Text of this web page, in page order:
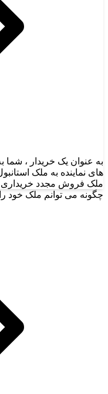
به عنوان یک خریدار ،
های نماینده به ملک
ملک فروش مجدد خریداری
چگونه می توانم ملک خود